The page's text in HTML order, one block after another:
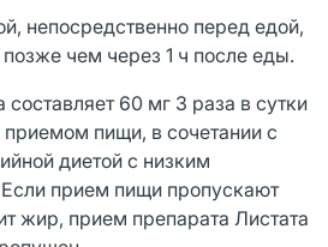
непосредственно перед едой,
чем через 1 ч после еды.
60 мг 3 раза в сутки
пищи, в сочетании с
диетой с низким
прием пищи пропускают
жир, прием препарата Листата